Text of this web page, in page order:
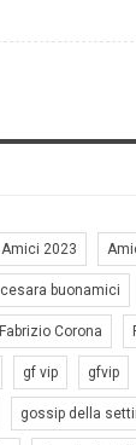
Amici 2023
cesara buonamici
Fabrizio Corona
gf vip gfvip
gossip della